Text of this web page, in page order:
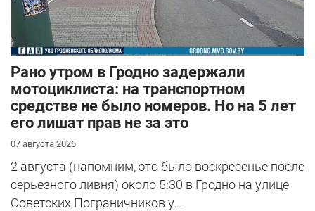
Рано утром в Гродно задержали
мотоциклиста: на транспортном
средстве не было номеров. Но на 5 лет
его лишат прав не за это
07 августа 2026
2 августа (напомним, это было воскресенье после
серьезного ливня) около 5:30 в Гродно на улице
Советских Пограничников у...